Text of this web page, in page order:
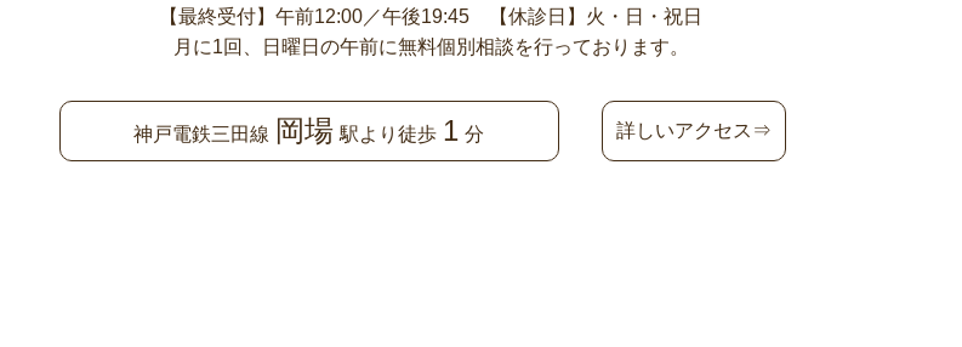
【最終受付】午前12:00／午後19:45 【休診日】火・日・祝日
月に1回、日曜日の午前に無料個別相談を行っております。
神戸電鉄三田線 岡場 駅より徒歩 1 分 詳しいアクセス⇒